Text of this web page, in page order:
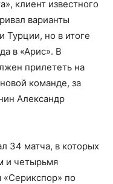
клиент известного
варианты
Турции, но в итоге
в «Арис». В
прилететь на
команде, за
Александр
34 матча, в которых
и четырьмя
по